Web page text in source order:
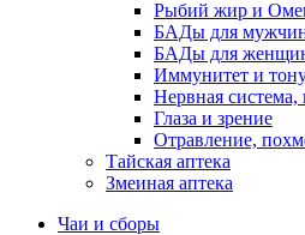
Рыбий жир и
БАДы для
БАДы для
Иммунитет и
Нервная система,
Глаза и зрение
Отравление,
Тайская аптека
Змеиная аптека
Чаи и сборы